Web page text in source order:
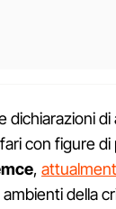
dichiarazioni
con figure
,
della